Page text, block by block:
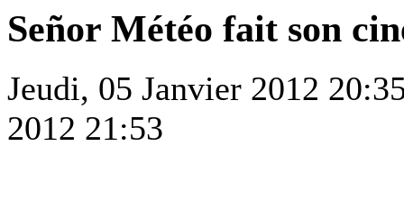
Señor Météo fait son
Jeudi, 05 Janvier 2012
2012 21:53